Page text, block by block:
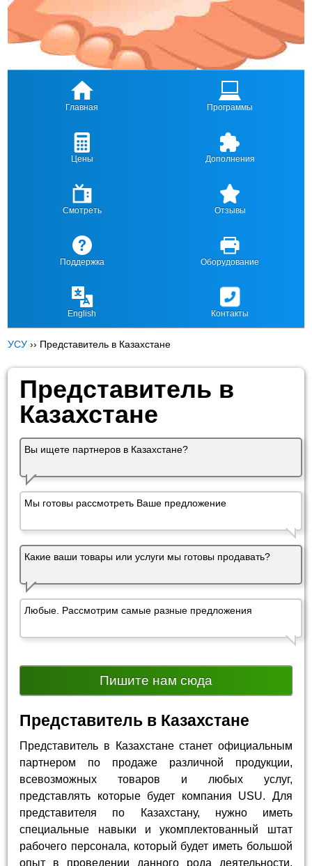
Главная Программы
Цены Дополнения
Смотреть Отзывы
Поддержка Оборудование
English Контакты
УСУ ›› Представитель в Казахстане
Представитель в
Казахстане
Вы ищете партнеров в Казахстане?
Мы готовы рассмотреть Ваше предложение
Какие ваши товары или услуги мы готовы продавать?
Любые. Рассмотрим самые разные предложения
Пишите нам сюда
Представитель в Казахстане
Представитель в Казахстане станет официальным
партнером по продаже различной продукции,
всевозможных товаров и любых услуг,
представлять которые будет компания USU. Для
представителя по Казахстану, нужно иметь
специальные навыки и укомплектованный штат
рабочего персонала, который будет иметь большой
опыт в проведении данного рода деятельности.